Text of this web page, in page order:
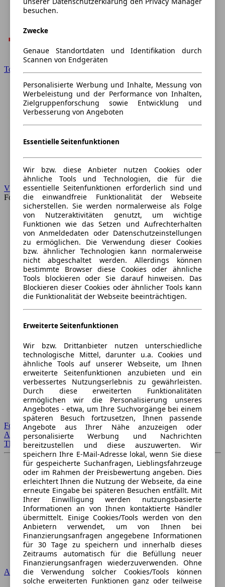
Toyota
VW
Forum
Forum Startseite
Alle Auto-Foren
Themen-Forum
Audi
besuchen.
Zwecke
Genaue Standortdaten und Identifikation durch
Scannen von Endgeräten
Personalisierte Werbung und Inhalte, Messung von
Werbeleistung und der Performance von Inhalten,
Zielgruppenforschung sowie Entwicklung und
Verbesserung von Angeboten
Essentielle Seitenfunktionen
Wir bzw. diese Anbieter nutzen Cookies oder
ähnliche Tools und Technologien, die für die
essentielle Seitenfunktionen erforderlich sind und
die einwandfreie Funktionalität der Webseite
sicherstellen. Sie werden normalerweise als Folge
von Nutzeraktivitäten genutzt, um wichtige
Funktionen wie das Setzen und Aufrechterhalten
von Anmeldedaten oder Datenschutzeinstellungen
zu ermöglichen. Die Verwendung dieser Cookies
bzw. ähnlicher Technologien kann normalerweise
nicht abgeschaltet werden. Allerdings können
bestimmte Browser diese Cookies oder ähnliche
Tools blockieren oder Sie darauf hinweisen. Das
Blockieren dieser Cookies oder ähnlicher Tools kann
die Funktionalität der Webseite beeinträchtigen.
Erweiterte Seitenfunktionen
Wir bzw. Drittanbieter nutzen unterschiedliche
technologische Mittel, darunter u.a. Cookies und
ähnliche Tools auf unserer Webseite, um Ihnen
erweiterte Seitenfunktionen anzubieten und ein
verbessertes Nutzungserlebnis zu gewährleisten.
Durch diese erweiterten Funktionalitäten
ermöglichen wir die Personalisierung unseres
Angebotes - etwa, um Ihre Suchvorgänge bei einem
späteren Besuch fortzusetzen, Ihnen passende
Angebote aus Ihrer Nähe anzuzeigen oder
personalisierte Werbung und Nachrichten
bereitzustellen und diese auszuwerten. Wir
speichern Ihre E-Mail-Adresse lokal, wenn Sie diese
für gespeicherte Suchanfragen, Lieblingsfahrzeuge
oder im Rahmen der Preisbewertung angeben. Dies
erleichtert Ihnen die Nutzung der Webseite, da eine
erneute Eingabe bei späteren Besuchen entfällt. Mit
Ihrer Einwilligung werden nutzungsbasierte
Informationen an von Ihnen kontaktierte Händler
übermittelt. Einige Cookies/Tools werden von den
Anbietern verwendet, um von Ihnen bei
Finanzierungsanfragen angegebene Informationen
für 30 Tage zu speichern und innerhalb dieses
Zeitraums automatisch für die Befüllung neuer
Finanzierungsanfragen wiederzuverwenden. Ohne
die Verwendung solcher Cookies/Tools können
solche erweiterten Funktionen ganz oder teilweise